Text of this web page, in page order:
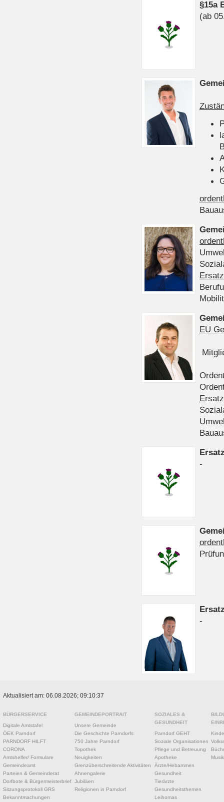
§15a
(ab
EU
-
-
Aktualisiert am: 06.08.2026; 09:10:37
BÜRGERSERVICE
Digitale Amtstafel
ÖEK Parndorf
PARNDORF HILFT
CORONA
Amtshelfer/ Formulare
Gemeindeamt
Parteien & Gemeinderat
Dorfbote & Bürgermeisterbrief
Sitzungsprotokoll GRS
Bekanntmachungen
GEMEINDEPORTRAIT
Unsere Gemeinde
Die Geschichte Parndorfs
750 Jahre Parndorf
Topothek
Neuigkeiten
Grenzüberschreitende Aktivitäten
Ahnengalerie
Jubiläen
Religionen in Parndorf
SOZIALES &
GESUNDHEIT
Parndorf GEHT
Soziale Organisationen
Pflege und Betreuung
Apotheke
Ärzte/Hebammen
Gesundheit
Tierärzte
Gesundheitsthemen
Leihomas